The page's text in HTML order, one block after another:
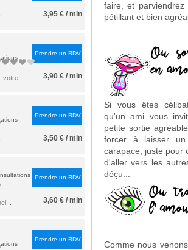
3,95 € / min
-
votre
Prendre un RDV
3,90 € / min
-
Prendre un RDV
3,50 € / min
-
Prendre un RDV
3,60 € / min
-
Prendre un RDV
faire, et
pétillant et bien
Si vous êtes
qu'un ami vous
petite sortie
forcer à laisser
carapace, juste pour
d'aller vers les
déçu...
Comme nous